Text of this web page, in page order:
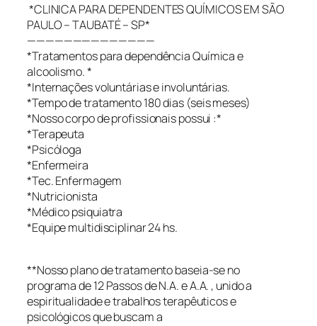
*CLINICA PARA DEPENDENTES QUÍMICOS EM SÃO
PAULO – TAUBATÉ – SP*
——————————————
*Tratamentos para dependência Química e
alcoolismo. *
*Internações voluntárias e involuntárias.
*Tempo de tratamento 180 dias (seis meses)
*Nosso corpo de profissionais possui :*
*Terapeuta
*Psicóloga
*Enfermeira
*Tec. Enfermagem
*Nutricionista
*Médico psiquiatra
*Equipe multidisciplinar 24 hs.
**Nosso plano de tratamento baseia-se no
programa de 12 Passos de N.A. e A.A. , unido a
espiritualidade e trabalhos terapêuticos e
psicológicos que buscam a